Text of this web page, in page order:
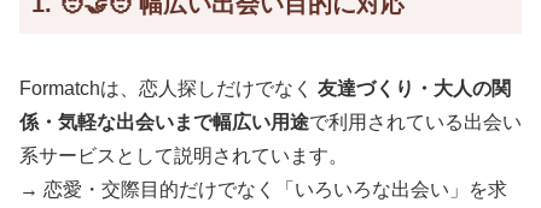
Formatchは、恋人探しだけでなく 友達づくり・大人の関
係・気軽な出会いまで幅広い用途で利用されている出会い
系サービスとして説明されています。
→ 恋愛・交際目的だけでなく「いろいろな出会い」を求